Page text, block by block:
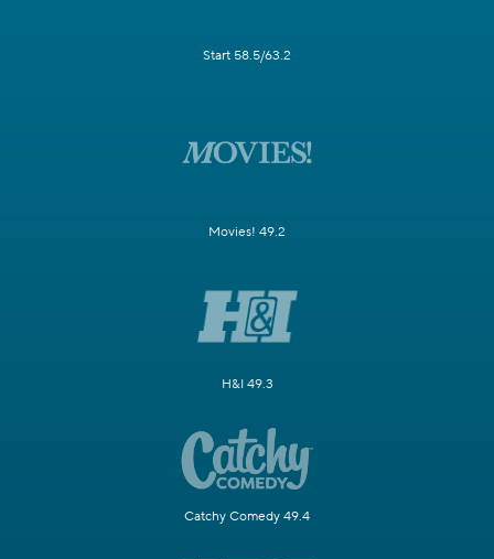
Start 58.5/63.2
Movies! 49.2
H&I 49.3
Catchy Comedy 49.4